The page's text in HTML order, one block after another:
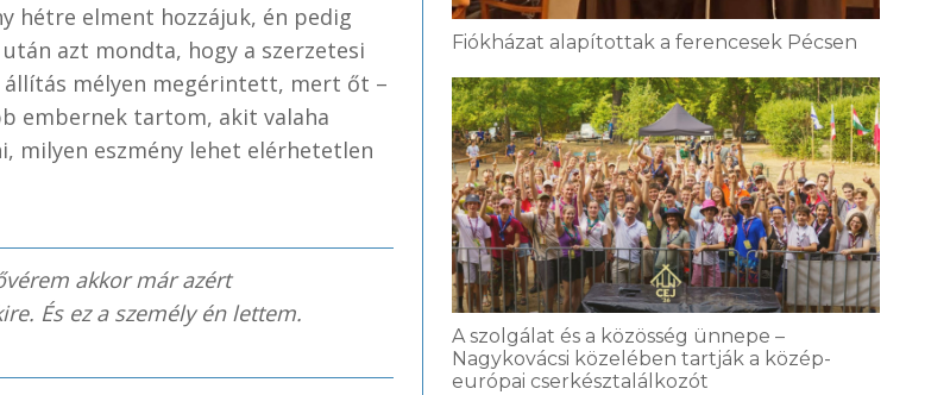
hétre elment hozzájuk, én pedig
azt mondta, hogy a szerzetesi
állítás mélyen megérintett, mert őt –
embernek tartom, akit valaha
milyen eszmény lehet elérhetetlen
akkor már azért
És ez a személy én lettem.
Fiókházat alapítottak a ferencesek Pécsen
A szolgálat és a közösség ünnepe –
Nagykovácsi közelében tartják a közép-
európai cserkésztalálkozót